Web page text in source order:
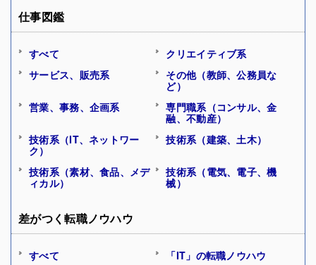
仕事図鑑
すべて
クリエイティブ系
サービス、販売系
その他（教師、公務員な
ど）
営業、事務、企画系
専門職系（コンサル、金
融、不動産）
技術系（IT、ネットワー
ク）
技術系（建築、土木）
技術系（素材、食品、メデ
ィカル）
技術系（電気、電子、機
械）
差がつく転職ノウハウ
すべて
「IT」の転職ノウハウ